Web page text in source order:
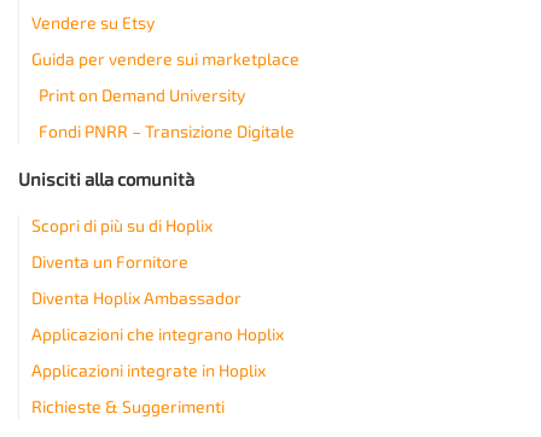
Vendere su Etsy
Guida per vendere sui marketplace
Print on Demand University
Fondi PNRR – Transizione Digitale
Unisciti alla comunità
Scopri di più su di Hoplix
Diventa un Fornitore
Diventa Hoplix Ambassador
Applicazioni che integrano Hoplix
Applicazioni integrate in Hoplix
Richieste & Suggerimenti